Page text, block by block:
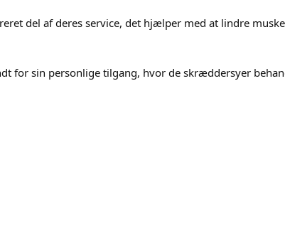
del af deres service, det hjælper med at lindre
for sin personlige tilgang, hvor de skræddersyer